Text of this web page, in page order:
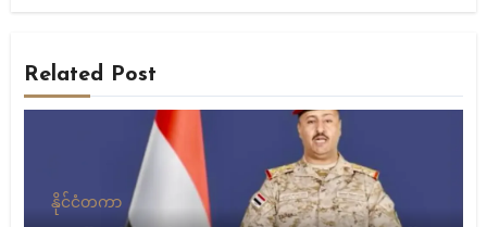
Related Post
နိုင်ငံတကာ